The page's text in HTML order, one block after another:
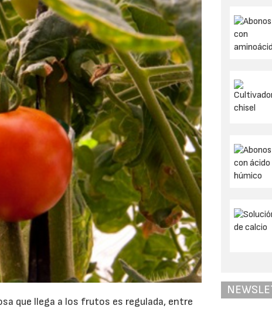
que llega a los frutos es regulada, entre